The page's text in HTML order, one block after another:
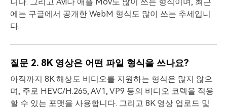
니다. 그리고 Avi나 애플 Mov도 많이 쓰는 형식이며, 최근
에는 구글에서 공개한 WebM 형식도 많이 쓰는 추세입니
다.
질문 2. 8K 영상은 어떤 파일 형식을 쓰나요?
아직까지 8K 해상도 비디오를 지원하는 형식은 많지 않으
며, 주로 HEVC/H.265, AV1, VP9 등의 비디오 코덱을 적용
할 수 있는 포맷을 사용합니다. 그리고 8K 영상 업로드 및